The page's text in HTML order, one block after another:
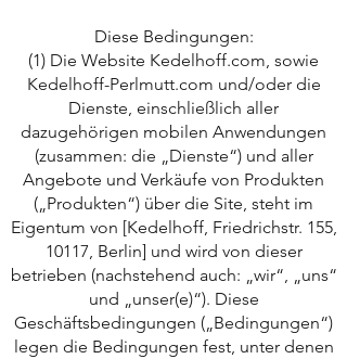
Diese Bedingungen:
(1) Die Website Kedelhoff.com, sowie
Kedelhoff-Perlmutt.com und/oder die
Dienste, einschließlich aller
dazugehörigen mobilen Anwendungen
(zusammen: die „Dienste“) und aller
Angebote und Verkäufe von Produkten
(„Produkten“) über die Site, steht im
Eigentum von [Kedelhoff, Friedrichstr. 155,
10117, Berlin] und wird von dieser
betrieben (nachstehend auch: „wir“, „uns“
und „unser(e)“). Diese
Geschäftsbedingungen („Bedingungen“)
legen die Bedingungen fest, unter denen